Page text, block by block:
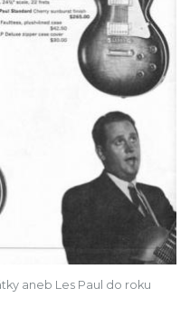
aneb Les Paul do roku